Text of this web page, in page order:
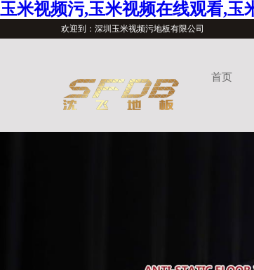
玉米视频污,玉米视频在线观看,玉
欢迎到：深圳玉米视频污地板有限公司
首页